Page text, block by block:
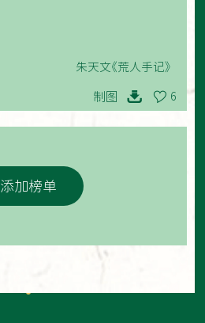
朱天文《荒人手记》
制图 6
添加榜单